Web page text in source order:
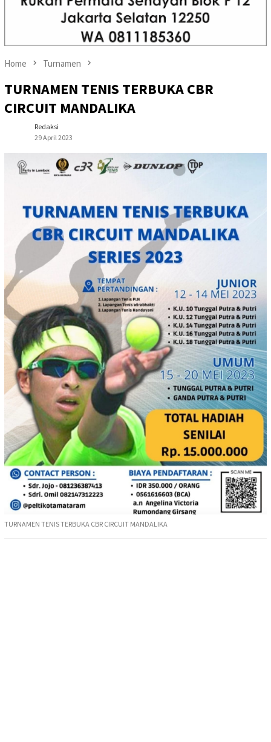
Home Turnamen
TURNAMEN TENIS TERBUKA CBR
CIRCUIT MANDALIKA
Redaksi
29 April 2023
TURNAMEN TENIS TERBUKA CBR CIRCUIT MANDALIKA